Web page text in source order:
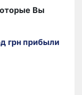
Вы
грн прибыли